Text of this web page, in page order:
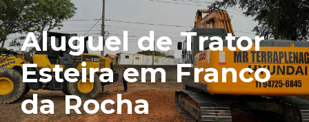
Aluguel de Trator
Esteira em Franco
da Rocha